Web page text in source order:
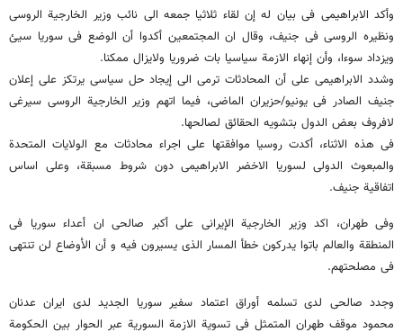
وأکد الابراهیمی فی بیان له إن لقاء ثلاثیا جمعه الى نائب وزیر الخارجیة الروسی
ونظیره الروسی فی جنیف، وقال ان المجتمعین أکدوا أن الوضع فی سوریا سیئ
ویزداد سوءا، وأن إنهاء الازمة سیاسیا بات ضروریا ولایزال ممکنا.
وشدد الابراهیمی على أن المحادثات ترمی الى إیجاد حل سیاسی یرتکز على إعلان
جنیف الصادر فی یونیو/حزیران الماضی، فیما اتهم وزیر الخارجیة الروسی سیرغی
لافروف بعض الدول بتشویه الحقائق لصالحها.
فی هذه الاثناء، أکدت روسیا موافقتها على اجراء محادثات مع الولایات المتحدة
والمبعوث الدولی لسوریا الاخضر الابراهیمی دون شروط مسبقة، وعلى اساس
اتفاقیة جنیف.
وفی طهران، اکد وزیر الخارجیة الإیرانی علی أکبر صالحی ان أعداء سوریا فی
المنطقة والعالم باتوا یدرکون خطأ المسار الذی یسیرون فیه و أن الأوضاع لن تنتهی
فی مصلحتهم.
وجدد صالحی لدى تسلمه أوراق اعتماد سفیر سوریا الجدید لدى ایران عدنان
محمود موقف طهران المتمثل فی تسویة الازمة السوریة عبر الحوار بین الحکومة